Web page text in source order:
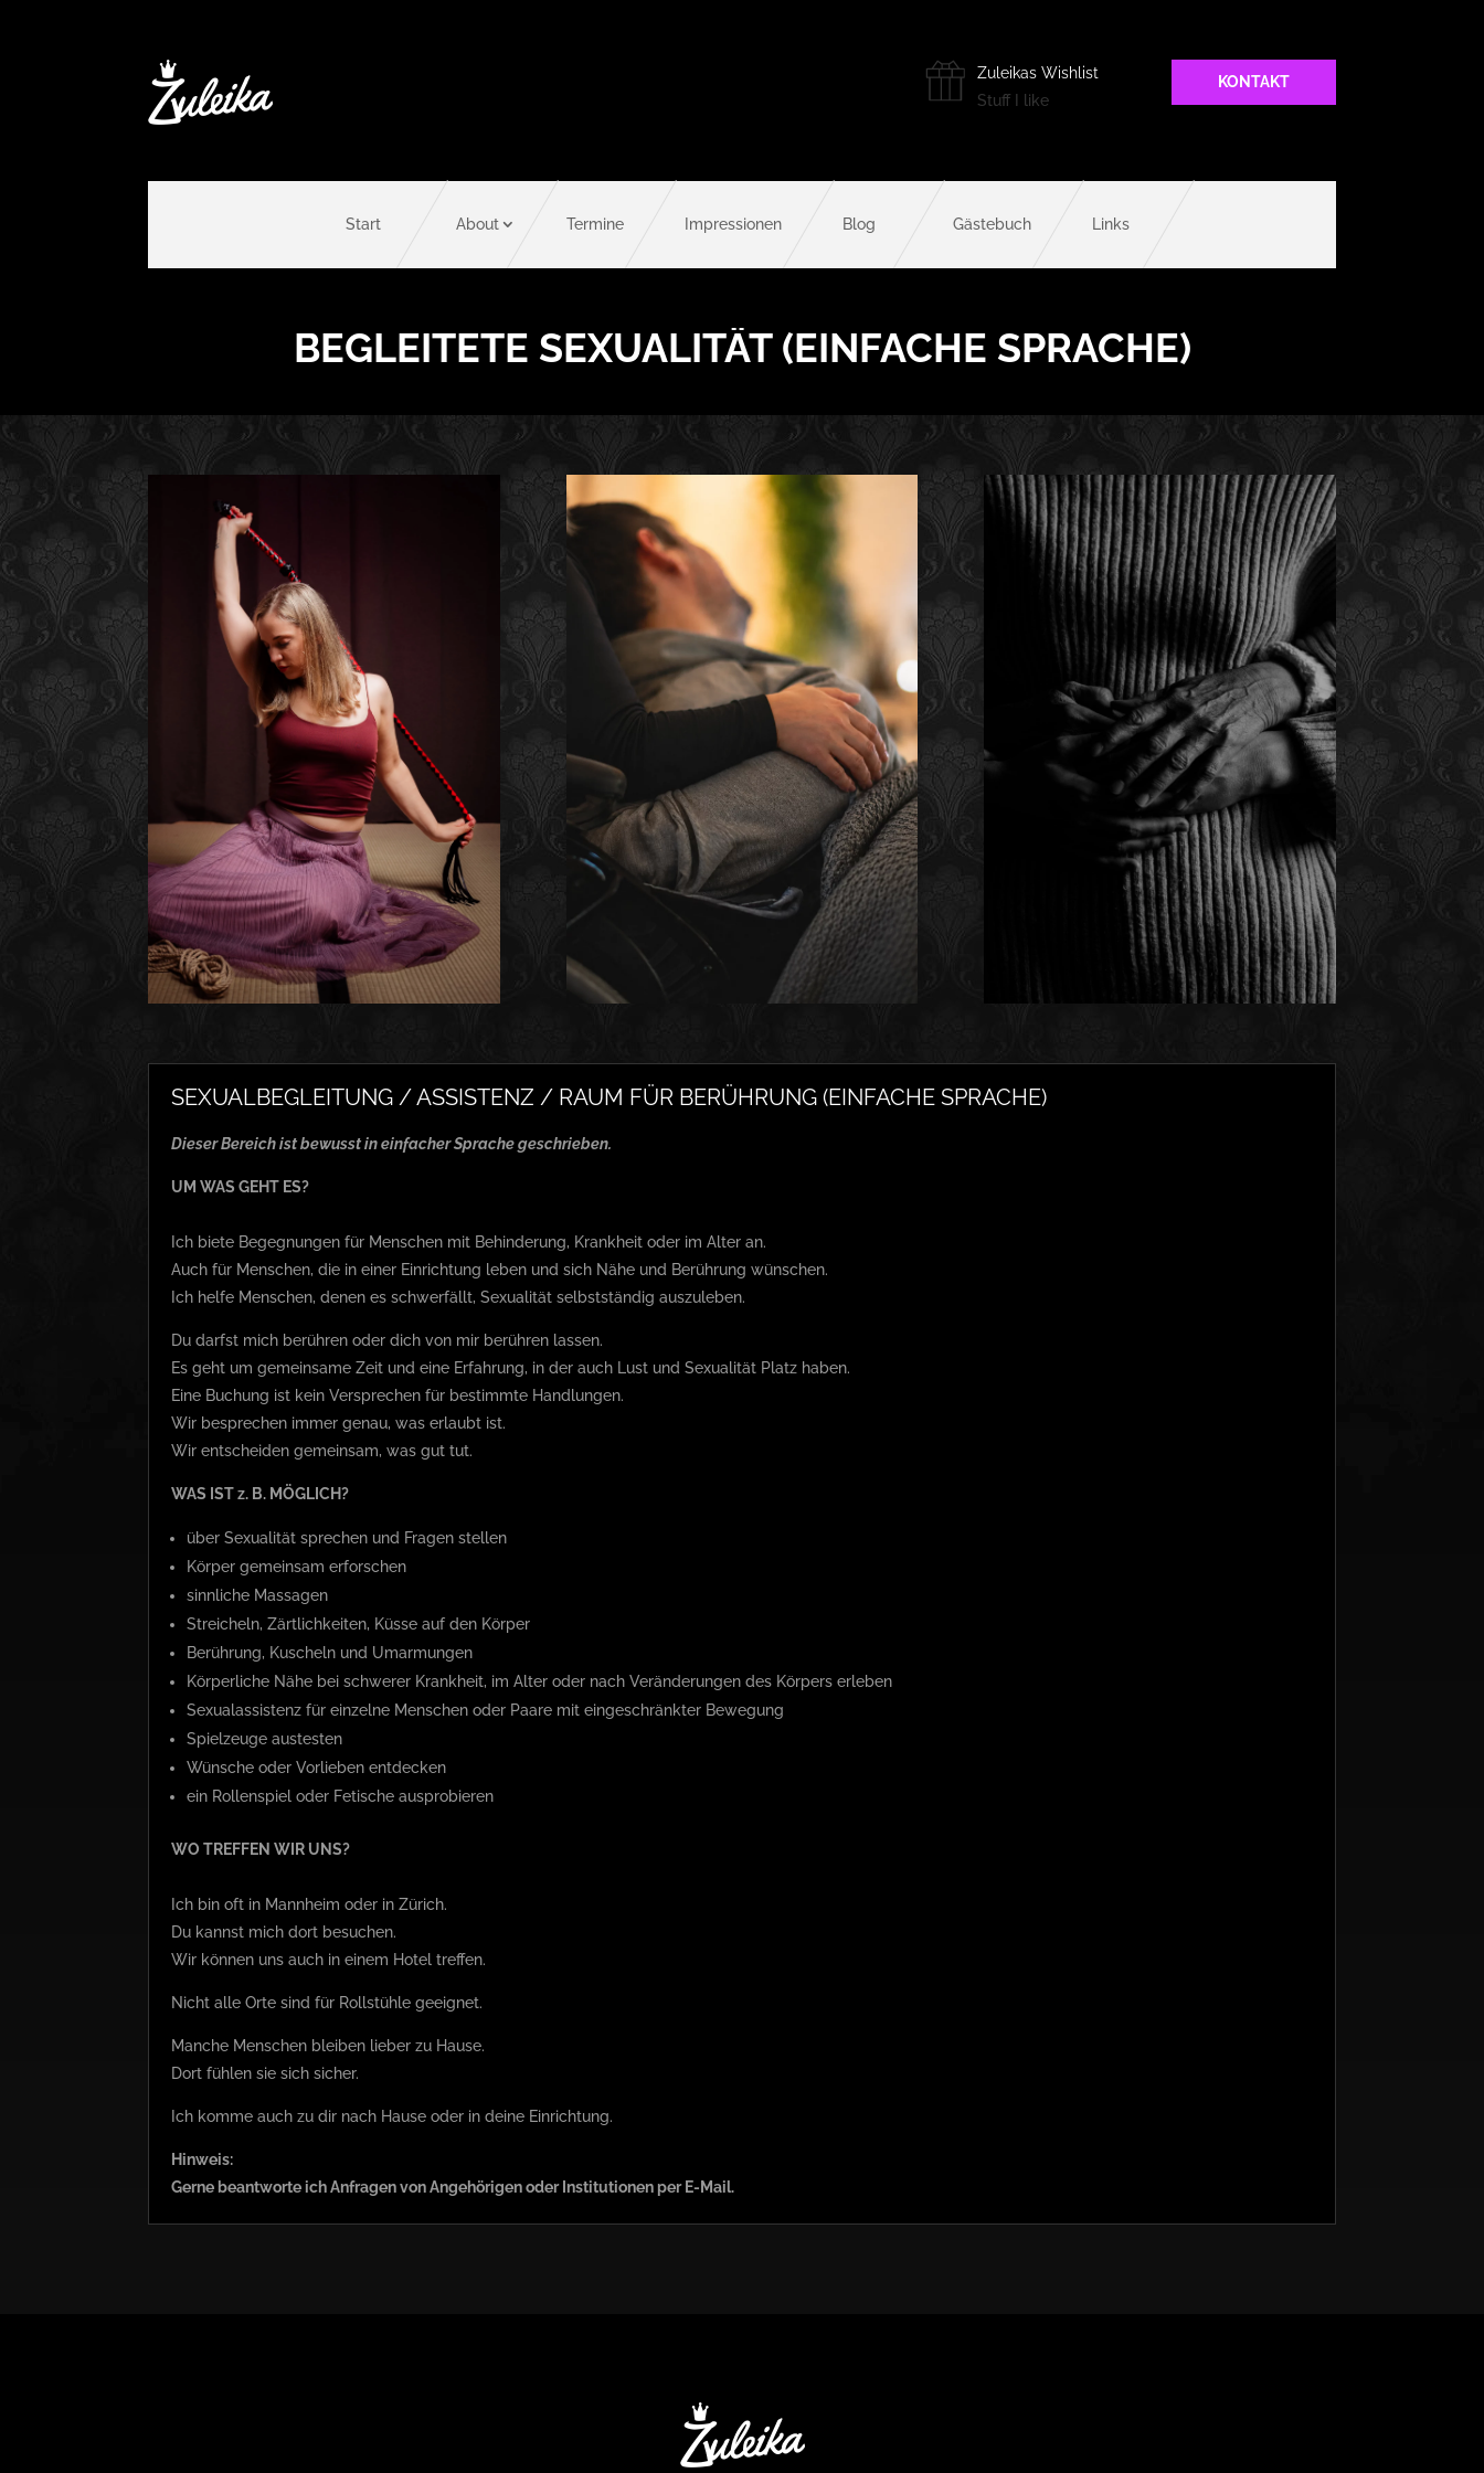
Zuleikas Wishlist
Stuff I like
KONTAKT
Start About Termine Impressionen Blog Gästebuch Links
BEGLEITETE SEXUALITÄT (EINFACHE SPRACHE)
SEXUALBEGLEITUNG / ASSISTENZ / RAUM FÜR BERÜHRUNG (EINFACHE SPRACHE)
Dieser Bereich ist bewusst in einfacher Sprache geschrieben.
UM WAS GEHT ES?
Ich biete Begegnungen für Menschen mit Behinderung, Krankheit oder im Alter an.
Auch für Menschen, die in einer Einrichtung leben und sich Nähe und Berührung wünschen.
Ich helfe Menschen, denen es schwerfällt, Sexualität selbstständig auszuleben.
Du darfst mich berühren oder dich von mir berühren lassen.
Es geht um gemeinsame Zeit und eine Erfahrung, in der auch Lust und Sexualität Platz haben.
Eine Buchung ist kein Versprechen für bestimmte Handlungen.
Wir besprechen immer genau, was erlaubt ist.
Wir entscheiden gemeinsam, was gut tut.
WAS IST z. B. MÖGLICH?
über Sexualität sprechen und Fragen stellen
Körper gemeinsam erforschen
sinnliche Massagen
Streicheln, Zärtlichkeiten, Küsse auf den Körper
Berührung, Kuscheln und Umarmungen
Körperliche Nähe bei schwerer Krankheit, im Alter oder nach Veränderungen des Körpers erleben
Sexualassistenz für einzelne Menschen oder Paare mit eingeschränkter Bewegung
Spielzeuge austesten
Wünsche oder Vorlieben entdecken
ein Rollenspiel oder Fetische ausprobieren
WO TREFFEN WIR UNS?
Ich bin oft in Mannheim oder in Zürich.
Du kannst mich dort besuchen.
Wir können uns auch in einem Hotel treffen.
Nicht alle Orte sind für Rollstühle geeignet.
Manche Menschen bleiben lieber zu Hause.
Dort fühlen sie sich sicher.
Ich komme auch zu dir nach Hause oder in deine Einrichtung.
Hinweis:
Gerne beantworte ich Anfragen von Angehörigen oder Institutionen per E-Mail.